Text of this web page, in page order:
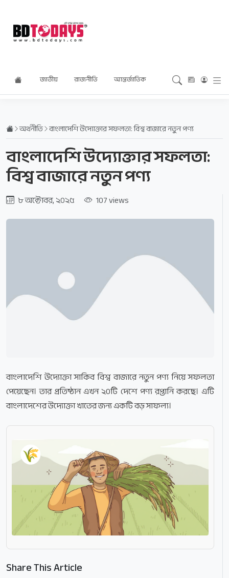
জাতীয় রাজনীতি আন্তর্জাতিক অর্থনীতি বিনোদন
অর্থনীতি বাংলাদেশি উদ্যোক্তার সফলতা: বিশ্ব বাজারে নতুন পণ্য
বাংলাদেশি উদ্যোক্তার সফলতা:
বিশ্ব বাজারে নতুন পণ্য
৮ অক্টোবর, ২০২৫ 107 views
বাংলাদেশি উদ্যোক্তা সাকিব বিশ্ব বাজারে নতুন পণ্য নিয়ে সফলতা
পেয়েছেন। তার প্রতিষ্ঠান এখন ২০টি দেশে পণ্য রপ্তানি করছে। এটি
বাংলাদেশের উদ্যোক্তা খাতের জন্য একটি বড় সাফল্য।
Share This Article